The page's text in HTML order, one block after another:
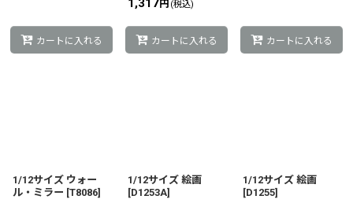
カートに入れる
1,317円 (税込)
カートに入れる カートに入れる
1/12サイズ ウォー
ル・ミラー [T8086]
1/12サイズ 絵画
[D1253A]
1/12サイズ 絵画
[D1255]